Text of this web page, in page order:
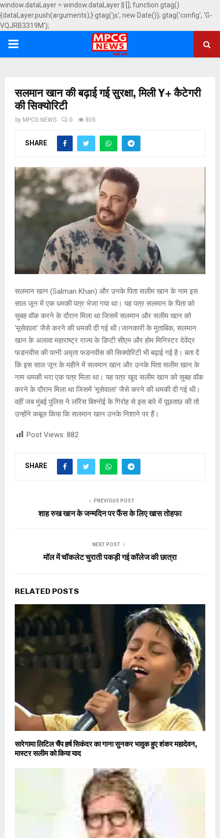
window.dataLayer = window.dataLayer || []; function gtag()
{dataLayer.push(arguments);} gtag('js', new Date()); gtag('config', 'G-
VQJRB3319M');
PRIMARY
सलमान खान की बढ़ाई गई सुरक्षा, मिली Y+ कैटेगरी
की सिक्योरिटी
by MPCG NEWS 0 805
SHARE
सलमान खान (Salman Khan) और उनके पिता सलीम खान के नाम इस
साल जून में एक धमकी पत्र भेजा गया था। यह पत्र सलमान के पिता को
सुबह वॉक करने के दौरान मिला था जिसमें सलमान और सलीम खान को
‘मूसेवाला’ जैसे करने की धमकी दी गई थी।जानकारी के मुताबिक, सलमान
खान के अलावा महाराष्ट्र राज्य के डिप्टी सीएम और होम मिनिस्टर देवेंद्र
फडनवीस की पत्नी अमृता फडनवीस की सिक्योरिटी भी बढ़ाई गई है। बता दें
कि इस साल जून के महीने में सलमान खान और उनके पिता सलीम खान के
नाम धमकी भरा एक पत्र मिला था। यह पत्र खुद सलीम खान को सुबह वॉक
करने के दौरान मिला था जिसमें ‘मूसेवाला’ जैसे करने की धमकी दी गई थी।
वहीं जब मुंबई पुलिस ने लॉरेंस बिश्नोई के गिरोह से इस बारे में पूछताछ की तो
उन्होंने कबूल किया कि सलमान खान उनके निशाने पर हैं।
Post Views: 882
SHARE
PREVIOUS POST
शाह रुख खान के जन्मदिन पर फैंस के लिए खास तोहफा
NEXT POST
मॉल में चॉकलेट चुराती पकड़ी गई कॉलेज की छात्रा
RELATED POSTS
सारेगामा लिटिल चैंप हर्ष सिकंदर का गाना सुनकर भावुक हुए शंकर महादेवन,
मास्टर सलीम को किया याद